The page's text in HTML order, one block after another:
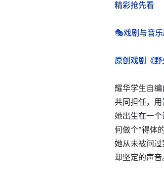
精彩抢先看
🎭戏剧与音
原创戏剧《野
耀华学生自
共同担任，用
她出生在一
何做个“得体
她从未被问
却坚定的声音